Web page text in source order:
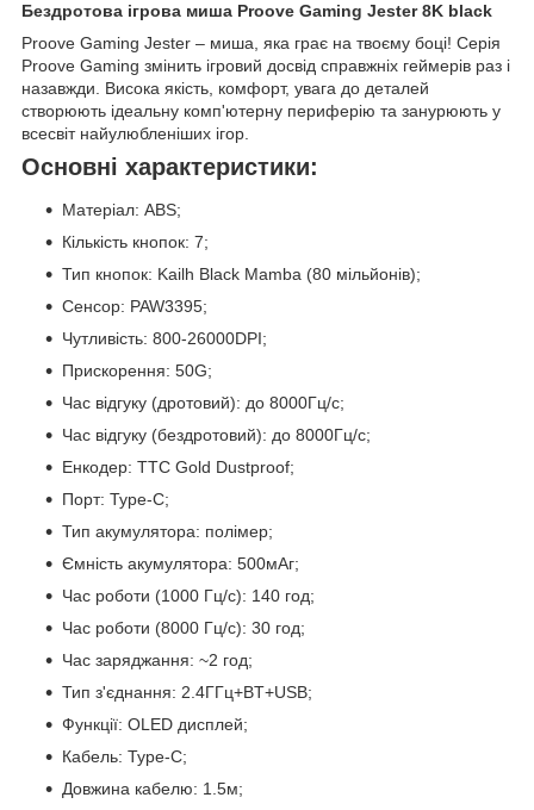
Бездротова ігрова миша Proove Gaming Jester 8K black
Proove Gaming Jester – миша, яка грає на твоєму боці! Серія
Proove Gaming змінить ігровий досвід справжніх геймерів раз і
назавжди. Висока якість, комфорт, увага до деталей
створюють ідеальну комп'ютерну периферію та занурюють у
всесвіт найулюбленіших ігор.
Основні характеристики:
Матеріал: ABS;
Кількість кнопок: 7;
Тип кнопок: Kailh Black Mamba (80 мільйонів);
Сенсор: PAW3395;
Чутливість: 800-26000DPI;
Прискорення: 50G;
Час відгуку (дротовий): до 8000Гц/с;
Час відгуку (бездротовий): до 8000Гц/с;
Енкодер: TTC Gold Dustproof;
Порт: Type-C;
Тип акумулятора: полімер;
Ємність акумулятора: 500мАг;
Час роботи (1000 Гц/с): 140 год;
Час роботи (8000 Гц/с): 30 год;
Час заряджання: ~2 год;
Тип з'єднання: 2.4ГГц+BT+USB;
Функції: OLED дисплей;
Кабель: Type-C;
Довжина кабелю: 1.5м;